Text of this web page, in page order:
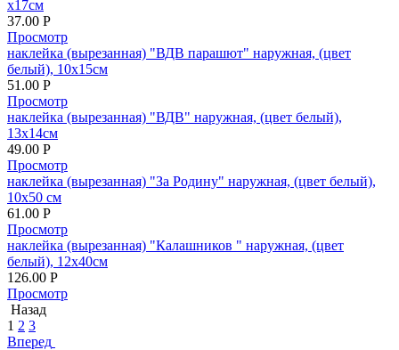
х17см
37.00 Р
Просмотр
наклейка (вырезанная) "ВДВ парашют" наружная, (цвет
белый), 10х15см
51.00 Р
Просмотр
наклейка (вырезанная) "ВДВ" наружная, (цвет белый),
13х14см
49.00 Р
Просмотр
наклейка (вырезанная) "За Родину" наружная, (цвет белый),
10х50 см
61.00 Р
Просмотр
наклейка (вырезанная) "Калашников " наружная, (цвет
белый), 12х40см
126.00 Р
Просмотр
Назад
1 2 3
Вперед